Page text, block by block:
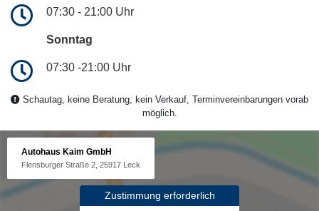
07:30 - 21:00 Uhr
Sonntag
07:30 -21:00 Uhr
Schautag, keine Beratung, kein Verkauf, Terminvereinbarungen vorab
möglich.
Autohaus Kaim GmbH
Flensburger Straße 2, 25917 Leck
Zustimmung erforderlich